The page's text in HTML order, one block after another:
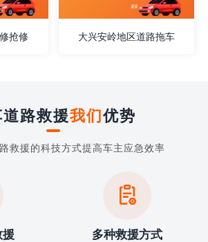
抢修 大兴安岭地区道路拖车
路救援我们优势
救援的科技方式提高车主应急效率
援

多种救援方式